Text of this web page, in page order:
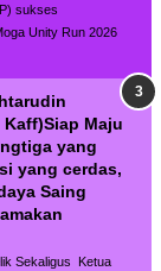
sukses
Unity Run 2026
Maju
yang
yang cerdas,
Saing
Sekaligus Ketua